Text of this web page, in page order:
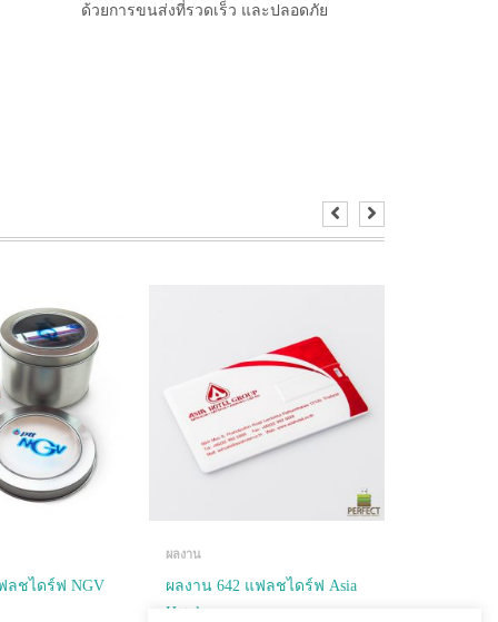
ด้วยการขนส่งที่รวดเร็ว และปลอดภัย
ลชไดร์ฟ NGV
ผลงาน
ผลงาน 642 แฟลชไดร์ฟ Asia
Hotel